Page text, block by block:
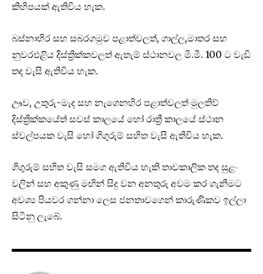
කිහිපයක් ඇතිවිය හැක.
බස්නාහිර සහ සබරගමුව පළාත්වලත්, ගාල්ල,මාතර සහ
නුවරඑළිය දිස්ත්‍රික්කවලත් ඇතැම් ස්ථානවල මි.මී. 100 ට වැඩි
තද වැසි ඇතිවිය හැක.
ඌව, උතුරු-මැද සහ නැගෙනහිර පළාත්වලත් මුලතිව්
දිස්ත්‍රික්කයේත් සවස් කාලයේ හෝ රාත්‍රී කාලයේ ස්ථාන
ස්වල්පයක වැසි හෝ ගිගුරුම් සහිත වැසි ඇතිවිය හැක.
ගිගුරුම් සහිත වැසි සමග ඇතිවිය හැකි තාවකාලික තද සුළං
වලින් සහ අකුණු මඟින් සිදු වන අනතුරු අවම කර ගැනීමට
අවශ්‍ය පියවර ගන්නා ලෙස ජනතාවගෙන් කාරුණිකව ඉල්ලා
සිටිනු ලැබේ.